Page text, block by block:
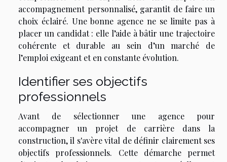
accompagnement personnalisé, garantit de faire un
choix éclairé. Une bonne agence ne se limite pas à
placer un candidat : elle l’aide à bâtir une trajectoire
cohérente et durable au sein d’un marché de
l’emploi exigeant et en constante évolution.
Identifier ses objectifs
professionnels
Avant de sélectionner une agence pour
accompagner un projet de carrière dans la
construction, il s'avère vital de définir clairement ses
objectifs professionnels. Cette démarche permet